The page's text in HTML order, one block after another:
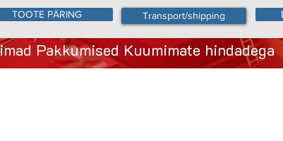
TOOTE PÄRING
Transport/shipping
Pakkumised Kuumimate hindadega